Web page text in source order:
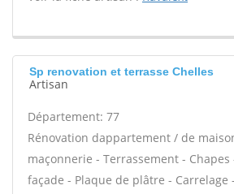
Sp renovation et terrasse Chelles
Artisan
Département: 77
Rénovation dappartement / de
maçonnerie - Terrassement - Chapes
façade - Plaque de plâtre - Carrelage